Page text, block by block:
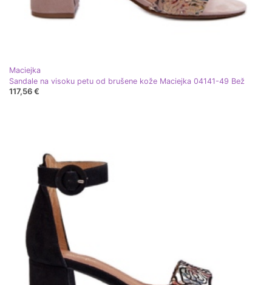
Maciejka
Sandale na visoku petu od brušene kože Maciejka 04141-49 Bež
117,56 €